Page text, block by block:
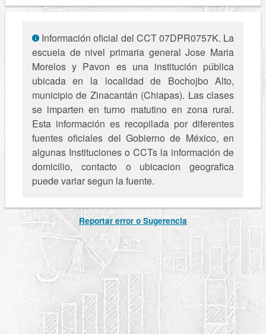
Información oficial del CCT 07DPR0757K. La
escuela de nivel primaria general Jose Maria
Morelos y Pavon es una institución pública
ubicada en la localidad de Bochojbo Alto,
municipio de Zinacantán (Chiapas). Las clases
se imparten en turno matutino en zona rural.
Esta información es recopilada por diferentes
fuentes oficiales del Gobierno de México, en
algunas Instituciones o CCTs la información de
domicilio, contacto o ubicacion geografica
puede variar segun la fuente.
Reportar error o Sugerencia